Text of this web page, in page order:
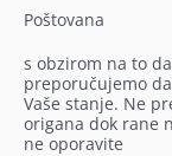
Poštovana
s obzirom na to
preporučujemo
Vaše stanje. Ne
origana dok rane
ne oporavite